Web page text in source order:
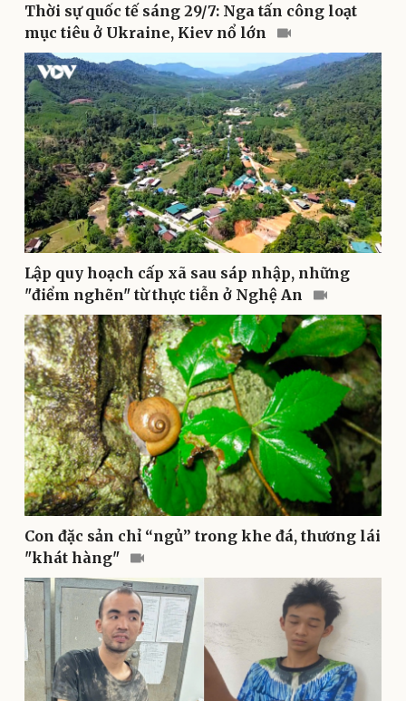
Pháp luật
Vụ án
Tin nóng
Tư vấn luật
Quân sự - Quốc phòng
Vũ khí
Việt Nam
Phân tích
Thể thao
Bóng đá
Lịch thi đấu bóng đá
Thế giới thể thao
eSports
Hậu trường
Ô tô - Xe máy
Ô tô
Xe máy
Tư vấn
Thời sự quốc tế sáng 29/7: Nga tấn công loạt
mục tiêu ở Ukraine, Kiev nổ lớn
Lập quy hoạch cấp xã sau sáp nhập, những
"điểm nghẽn" từ thực tiễn ở Nghệ An
Con đặc sản chỉ “ngủ” trong khe đá, thương lái
"khát hàng"